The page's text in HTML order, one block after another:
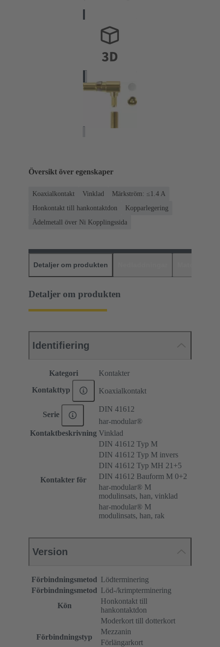
Översikt över egenskaper
Koaxialkontakt Vinklad
Märkström: ≤1.4 A
Honkontakt till hankontaktdon
Kopparlegering
Ädelmetall över Ni Kopplingssida
Detaljer om produkten
Detaljer om produkten
Identifiering
Kategori Kontakter
Kontakttyp Koaxialkontakt
Serie
DIN 41612
har-modular®
Kontaktbeskrivning Vinklad
Kontakter för
DIN 41612 Typ M
DIN 41612 Typ M invers
DIN 41612 Typ MH 21+5
DIN 41612 Bauform M 0+2
har-modular® M
modulinsats, han, vinklad
har-modular® M
modulinsats, han, rak
Version
Förbindningsmetod Lödterminering
Förbindningsmetod Löd-/krimpterminering
Kön
Honkontakt till
hankontaktdon
Förbindningstyp
Moderkort till dotterkort
Mezzanin
Förlängarkort